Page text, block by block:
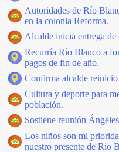
Autoridades de Río
en la colonia Reforma.
Alcalde inicia entrega de
Recurría Río Blanco a
pagos de fin de año.
Confirma alcalde
Cultura y deporte para
población.
Sostiene reunión
Los niños son mi
nuestro presente de Río